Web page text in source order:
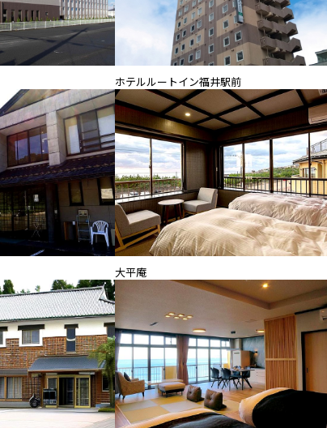
ホテルルートイン福井駅前
大平庵